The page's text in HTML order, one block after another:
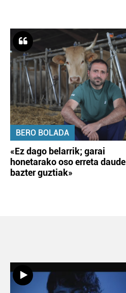
BERO BOLADA
«Ez dago belarrik; garai
honetarako oso erreta daude
bazter guztiak»